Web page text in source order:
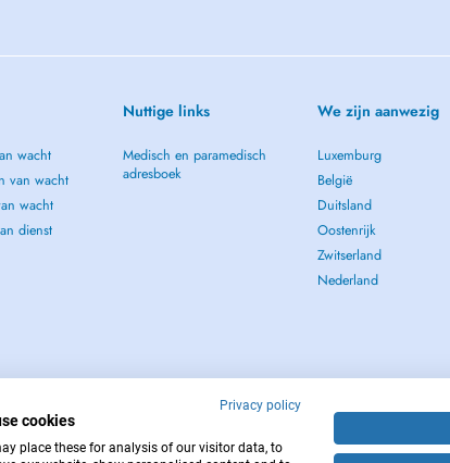
wacht
van wacht
wacht
dienst
Nuttige links
Medisch en paramedisch
adresboek
We zijn aanwezig
Luxemburg
België
Duitsland
Oostenrijk
Zwitserland
Nederland
Privacy policy
cookies
place these for analysis of our visitor data, to